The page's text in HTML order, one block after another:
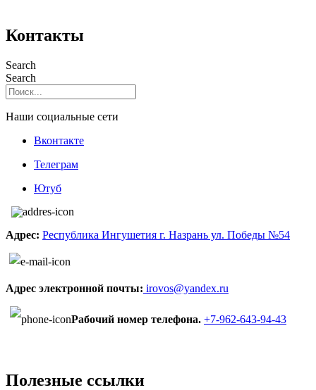
Контакты
Search
Search
Наши социальные сети
Вконтакте
Телеграм
Ютуб
Адрес: Республика Ингушетия г. Назрань ул. Победы №54
Адрес электронной почты: irovos@yandex.ru
Рабочий номер телефона. +7-962-643-94-43
Полезные ссылки